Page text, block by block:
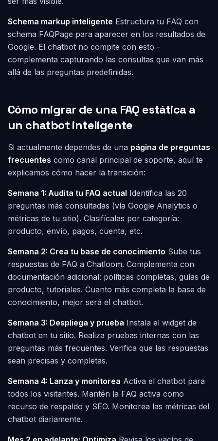
Schema markup inteligente Estructura tu FAQ con
schema FAQPage para aparecer en los resultados de
Google. El chatbot no compite con esto -
complementa capturando las consultas que van más
allá de las preguntas predefinidas.
Cómo migrar de una FAQ estática a
un chatbot inteligente
Si actualmente dependes de una página de preguntas
frecuentes como canal principal de soporte, aquí te
explicamos cómo hacer la transición:
Semana 1: Audita tu FAQ actual Identifica las 20
preguntas más consultadas (vía Google Analytics o
métricas de tu sitio). Clasifícalas por categoría:
producto, envío, pagos, cuenta, etc.
Semana 2: Crea tu base de conocimiento Sube tus
respuestas de FAQ a Chatloom. Complementa con
documentación adicional: políticas completas, guías de
producto, tutoriales. Cuanto más completa la base de
conocimiento, mejor será el chatbot.
Semana 3: Despliega y prueba Instala el widget de
chatbot en tu sitio. Realiza pruebas internas con las
preguntas más frecuentes. Verifica que las respuestas
sean precisas y completas.
Semana 4: Lanza y monitorea Activa el chatbot para
todos los visitantes. Mantén la FAQ activa como
recurso de respaldo y SEO. Monitorea las métricas del
chatbot diariamente.